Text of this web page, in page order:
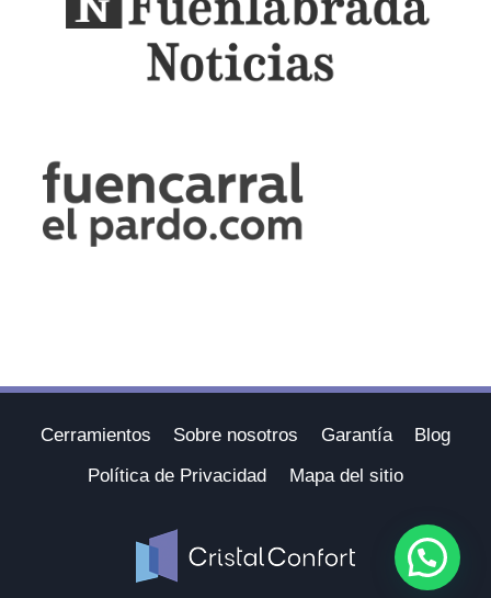
Cerramientos Sobre nosotros Garantía
Blog
Política de Privacidad
Mapa del sitio